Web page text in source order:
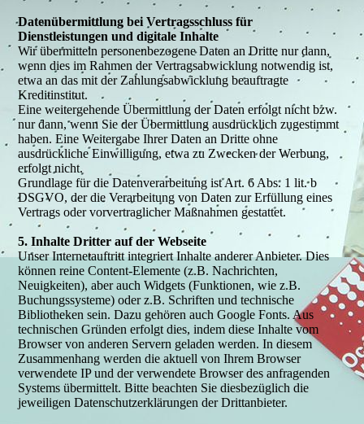
Datenübermittlung bei Vertragsschluss für
Dienstleistungen und digitale Inhalte
Wir übermitteln personenbezogene Daten an Dritte nur dann,
wenn dies im Rahmen der Vertragsabwicklung notwendig ist,
etwa an das mit der Zahlungsabwicklung beauftragte
Kreditinstitut.
Eine weitergehende Übermittlung der Daten erfolgt nicht bzw.
nur dann, wenn Sie der Übermittlung ausdrücklich zugestimmt
haben. Eine Weitergabe Ihrer Daten an Dritte ohne
ausdrückliche Einwilligung, etwa zu Zwecken der Werbung,
erfolgt nicht.
Grundlage für die Datenverarbeitung ist Art. 6 Abs. 1 lit. b
DSGVO, der die Verarbeitung von Daten zur Erfüllung eines
Vertrags oder vorvertraglicher Maßnahmen gestattet.
5. Inhalte Dritter auf der Webseite
Unser Internetauftritt integriert Inhalte anderer Anbieter. Dies
können reine Content-Elemente (z.B. Nachrichten,
Neuigkeiten), aber auch Widgets (Funktionen, wie z.B.
Buchungssysteme) oder z.B. Schriften und technische
Bibliotheken sein. Dazu gehören auch Google Fonts. Aus
technischen Gründen erfolgt dies, indem diese Inhalte vom
Browser von anderen Servern geladen werden. In diesem
Zusammenhang werden die aktuell von Ihrem Browser
verwendete IP und der verwendete Browser des anfragenden
Systems übermittelt. Bitte beachten Sie diesbezüglich die
jeweiligen Datenschutzerklärungen der Drittanbieter.